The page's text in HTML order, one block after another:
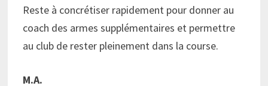
Reste à concrétiser rapidement pour donner au
coach des armes supplémentaires et permettre
au club de rester pleinement dans la course.
M.A.